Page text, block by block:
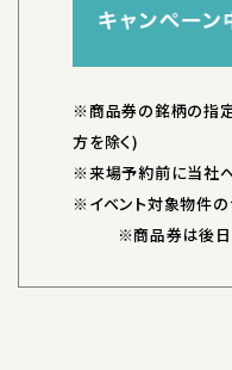
※商品券の銘柄の指
方を除く)
※来場予約前に当社へ
※イベント対象物件
※商品券は後日発